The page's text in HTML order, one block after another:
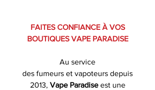
FAITES CONFIANCE À VOS
BOUTIQUES VAPE PARADISE
Au service
des fumeurs et vapoteurs depuis
2013, Vape Paradiseest une